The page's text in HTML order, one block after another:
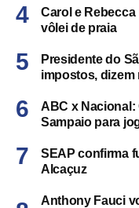
Carol e
vôlei de praia
Presidente do
impostos, dizem
ABC x Nacional:
Sampaio para
SEAP confirma
Alcaçuz
Anthony Fauci